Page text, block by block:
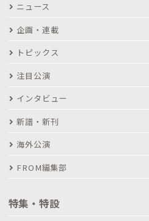
ニュース
企画・連載
トピックス
注目公演
インタビュー
新譜・新刊
海外公演
FROM編集部
特集・特設